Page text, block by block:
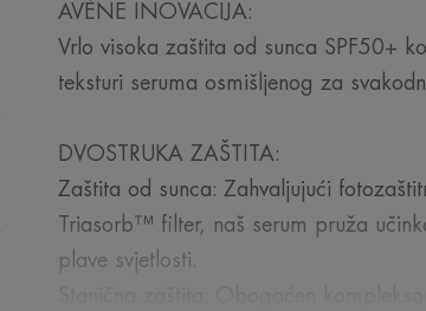
AVÈNE INOVACIJA:
Vrlo visoka zaštita od sunca SPF50+
teksturi seruma osmišljenog za
DVOSTRUKA ZAŠTITA:
Zaštita od sunca: Zahvaljujući
Triasorb™ filter, naš serum pruža
plave svjetlosti.